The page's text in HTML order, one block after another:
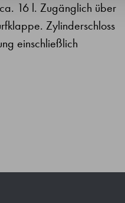
16 l. Zugänglich über
Zylinderschloss
einschließlich